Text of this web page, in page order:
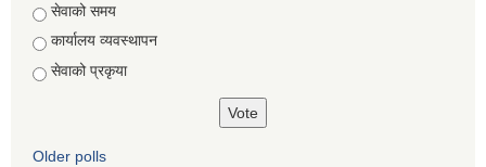
सेवाको समय
कार्यालय व्यवस्थापन
सेवाको प्रकृया
Older polls